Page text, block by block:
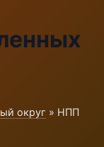
округ » НПП